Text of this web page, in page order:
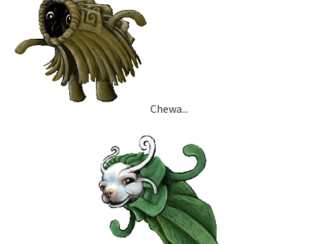
Chewa...